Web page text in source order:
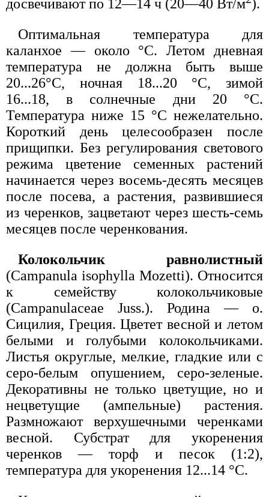
досвечивают по 12—14 ч (20—40 Вт/м ).
Оптимальная температура для
каланхое — около °С. Летом дневная
температура не должна быть выше
20...26°С, ночная 18...20 °С, зимой
16...18, в солнечные дни 20 °С.
Температура ниже 15 °С нежелательно.
Короткий день целесообразен после
прищипки. Без регулирования светового
режима цветение семенных растений
начинается через восемь-десять месяцев
после посева, а растения, развившиеся
из черенков, зацветают через шесть-семь
месяцев после черенкования.
Колокольчик равнолистный
(Campanula isophylla Mozetti). Относится
к семейству колокольчиковые
(Саmpanulaceae Juss.). Родина — о.
Сицилия, Греция. Цветет весной и летом
белыми и голубыми колокольчиками.
Листья округлые, мелкие, гладкие или с
серо-белым опушением, серо-зеленые.
Декоративны не только цветущие, но и
нецветущие (ампельные) растения.
Размножают верхушечными черенками
весной. Субстрат для укоренения
черенков — торф и песок (1:2),
температура для укоренения 12...14 °С.